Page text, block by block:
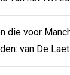
die voor
van De